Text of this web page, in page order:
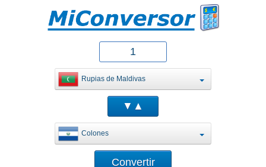
Rupias de Maldivas
Colones